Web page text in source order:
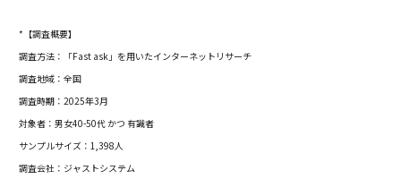
*【調査概要】
調査方法：「Fast ask」を用いたインターネットリサーチ
調査地域：全国
調査時期：2025年3月
対象者：男女40-50代 かつ 有識者
サンプルサイズ：1,398人
調査会社：ジャストシステム